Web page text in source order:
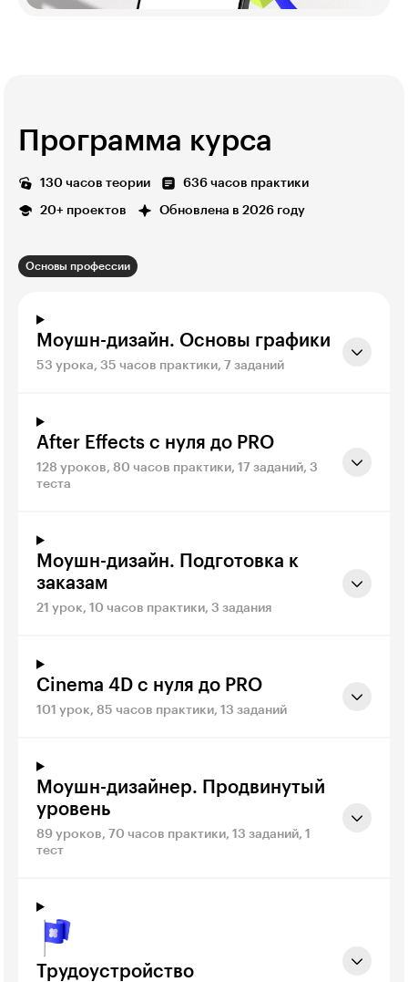
Программа курса
130 часов теории 636 часов практики
20+ проектов Обновлена в 2026 году
Основы профессии
Моушн-дизайн. Основы графики
53 урока, 35 часов практики, 7 заданий
After Effects с нуля до PRO
128 уроков, 80 часов практики, 17 заданий, 3
теста
Моушн-дизайн. Подготовка к
заказам
21 урок, 10 часов практики, 3 задания
Cinema 4D с нуля до PRO
101 урок, 85 часов практики, 13 заданий
Моушн-дизайнер. Продвинутый
уровень
89 уроков, 70 часов практики, 13 заданий, 1
тест
Трудоустройство